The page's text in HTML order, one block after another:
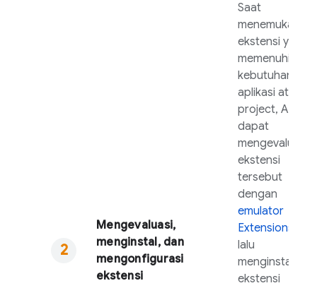
Mengevaluasi,
menginstal, dan
mengonfigurasi
ekstensi
Saat
menemukan
ekstensi yang
memenuhi
kebutuhan di
aplikasi atau
project, Anda
dapat
mengevaluasi
ekstensi
tersebut
dengan
emulator
Extensions
lalu
menginstal
ekstensi